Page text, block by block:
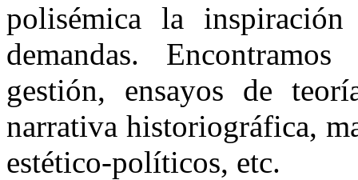
polisémica la
demandas.
gestión, ensayos de
narrativa historiográfica,
estético-políticos, etc.